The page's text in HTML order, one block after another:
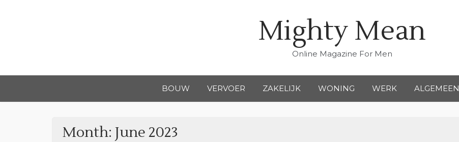
Mighty Mean
Online Magazine For Men
BOUW VERVOER ZAKELIJK WONING WERK ALGEMEEN
Month: June 2023